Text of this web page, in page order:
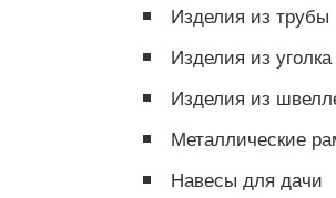
Изделия из трубы
Изделия из уголка
Изделия из
Металлические
Навесы для дачи